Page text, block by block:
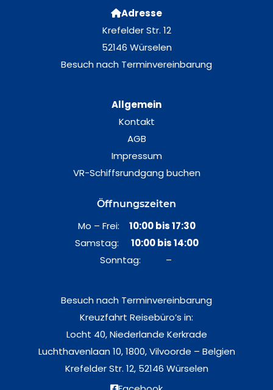
Adresse
Krefelder Str. 12
52146 Würselen
Besuch nach Terminvereinbarung
Allgemein
Kontakt
AGB
Impressum
VR-Schiffsrundgang buchen
Öffnungszeiten
Mo – Frei: 10:00 bis 17:30
Samstag: 10:00 bis 14:00
Sonntag: –
Besuch nach Terminvereinbarung
Kreuzfahrt Reisebüro’s in:
Locht 40, Niederlande Kerkrade
Luchthavenlaan 10, 1800, Vilvoorde – Belgien
Krefelder Str. 12, 52146 Würselen